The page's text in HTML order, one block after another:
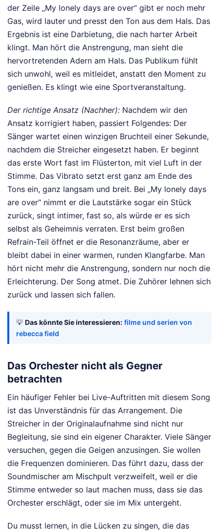
der Zeile „My lonely days are over“ gibt er noch mehr
Gas, wird lauter und presst den Ton aus dem Hals. Das
Ergebnis ist eine Darbietung, die nach harter Arbeit
klingt. Man hört die Anstrengung, man sieht die
hervortretenden Adern am Hals. Das Publikum fühlt
sich unwohl, weil es mitleidet, anstatt den Moment zu
genießen. Es klingt wie eine Sportveranstaltung.
Der richtige Ansatz (Nachher): Nachdem wir den
Ansatz korrigiert haben, passiert Folgendes: Der
Sänger wartet einen winzigen Bruchteil einer Sekunde,
nachdem die Streicher eingesetzt haben. Er beginnt
das erste Wort fast im Flüsterton, mit viel Luft in der
Stimme. Das Vibrato setzt erst ganz am Ende des
Tons ein, ganz langsam und breit. Bei „My lonely days
are over“ nimmt er die Lautstärke sogar ein Stück
zurück, singt intimer, fast so, als würde er es sich
selbst als Geheimnis verraten. Erst beim großen
Refrain-Teil öffnet er die Resonanzräume, aber er
bleibt dabei in einer warmen, runden Klangfarbe. Man
hört nicht mehr die Anstrengung, sondern nur noch die
Erleichterung. Der Song atmet. Die Zuhörer lehnen sich
zurück und lassen sich fallen.
💡 Das könnte Sie interessieren: filme und serien von
rebecca field
Das Orchester nicht als Gegner
betrachten
Ein häufiger Fehler bei Live-Auftritten mit diesem Song
ist das Unverständnis für das Arrangement. Die
Streicher in der Originalaufnahme sind nicht nur
Begleitung, sie sind ein eigener Charakter. Viele Sänger
versuchen, gegen die Geigen anzusingen. Sie wollen
die Frequenzen dominieren. Das führt dazu, dass der
Soundmischer am Mischpult verzweifelt, weil er die
Stimme entweder so laut machen muss, dass sie das
Orchester erschlägt, oder sie im Mix untergeht.
Du musst lernen, in die Lücken zu singen, die das